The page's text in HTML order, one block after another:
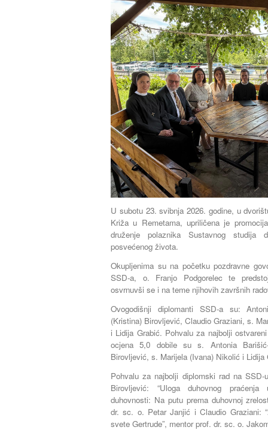
U subotu 23. svibnja 2026. godine, u
Križa u Remetama, upriličena je
druženje polaznika Sustavnog studija
posvećenog života.
Okupljenima su na početku pozdravne
SSD-a, o. Franjo Podgorelec te
osvrnuvši se i na teme njihovih završnih
Ovogodišnji diplomanti SSD-a su:
(Kristina) Birovljević, Claudio Graziani, s.
i Lidija Grabić. Pohvalu za najbolji
ocjena 5,0 dobile su s. Antonia
Birovljević, s. Marijela (Ivana) Nikolić i Lidija
Pohvalu za najbolji diplomski rad na
Birovljević: “Uloga duhovnog
duhovnosti: Na putu prema duhovnoj
dr. sc. o. Petar Janjić i Claudio Graziani: “
svete Gertrude”, mentor prof. dr. sc. o.